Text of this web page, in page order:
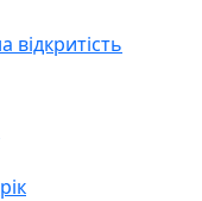
відкритість